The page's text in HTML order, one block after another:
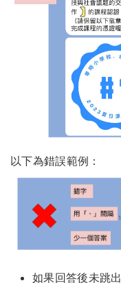
以下為錯誤範例：
如果回答後未跳